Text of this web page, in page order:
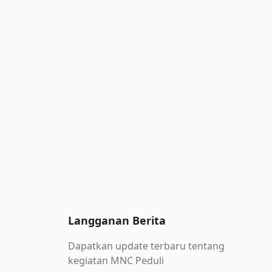
Langganan Berita
Dapatkan update terbaru tentang
kegiatan MNC Peduli